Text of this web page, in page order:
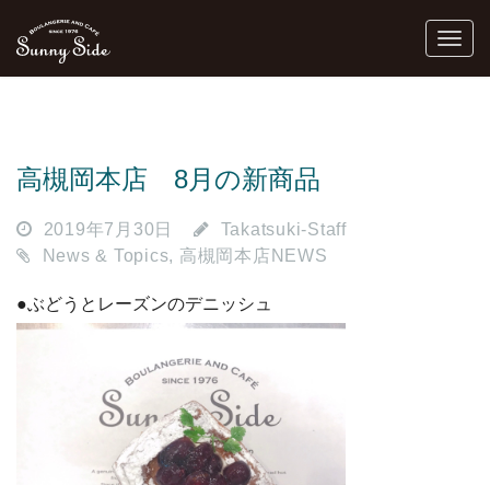
高槻岡本店 8月の新商品
2019年7月30日
Takatsuki-Staff
News & Topics, 高槻岡本店NEWS
●ぶどうとレーズンのデニッシュ